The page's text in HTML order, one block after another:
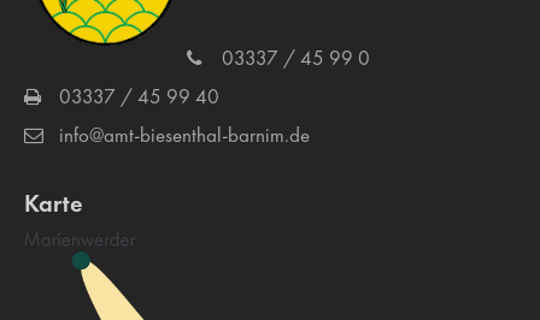
03337 / 45 99 0
03337 / 45 99 40
info@amt-biesenthal-barnim.de
Karte